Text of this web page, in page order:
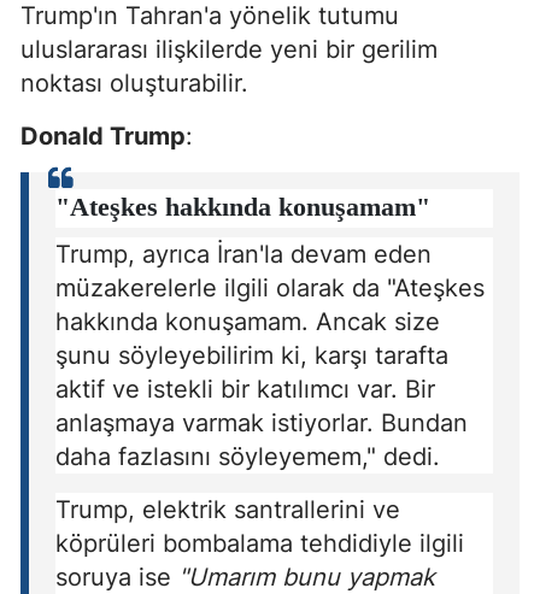
Trump'ın Tahran'a yönelik tutumu
uluslararası ilişkilerde yeni bir gerilim
noktası oluşturabilir.
Donald Trump:
"Ateşkes hakkında konuşamam"
Trump, ayrıca İran'la devam eden
müzakerelerle ilgili olarak da "Ateşkes
hakkında konuşamam. Ancak size
şunu söyleyebilirim ki, karşı tarafta
aktif ve istekli bir katılımcı var. Bir
anlaşmaya varmak istiyorlar. Bundan
daha fazlasını söyleyemem," dedi.
Trump, elektrik santrallerini ve
köprüleri bombalama tehdidiyle ilgili
soruya ise "Umarım bunu yapmak